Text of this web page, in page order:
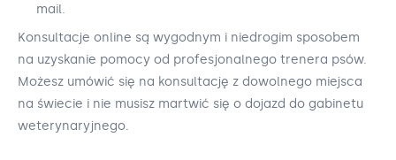
mail.
Konsultacje online są wygodnym i niedrogim sposobem
na uzyskanie pomocy od profesjonalnego trenera psów.
Możesz umówić się na konsultację z dowolnego miejsca
na świecie i nie musisz martwić się o dojazd do gabinetu
weterynaryjnego.